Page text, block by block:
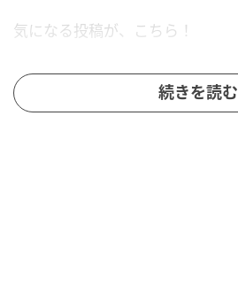
気になる投稿が、こちら！
続きを読む